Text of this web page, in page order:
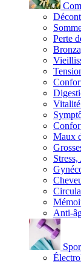
Perte
Maux
Anti-